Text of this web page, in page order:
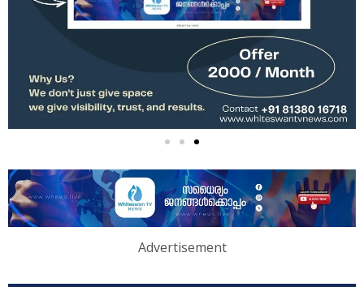
Advertisement